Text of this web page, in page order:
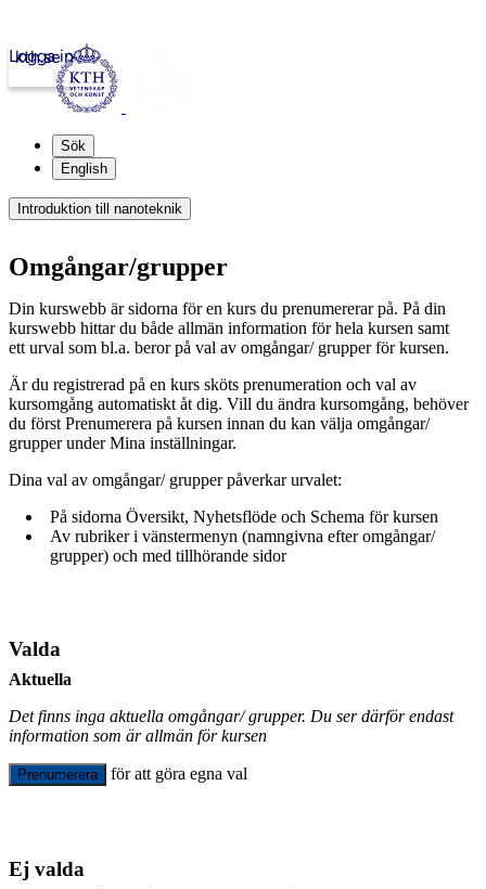
kth.se
Logga in
Sök
English
Introduktion till nanoteknik
Omgångar/grupper
Din kurswebb är sidorna för en kurs du prenumererar på. På din
kurswebb hittar du både allmän information för hela kursen samt
ett urval som bl.a. beror på val av omgångar/ grupper för kursen.
Är du registrerad på en kurs sköts prenumeration och val av
kursomgång automatiskt åt dig. Vill du ändra kursomgång, behöver
du först Prenumerera på kursen innan du kan välja omgångar/
grupper under Mina inställningar.
Dina val av omgångar/ grupper påverkar urvalet:
På sidorna Översikt, Nyhetsflöde och Schema för kursen
Av rubriker i vänstermenyn (namngivna efter omgångar/
grupper) och med tillhörande sidor
Valda
Aktuella
Det finns inga aktuella omgångar/ grupper. Du ser därför endast
information som är allmän för kursen
Prenumerera för att göra egna val
Ej valda